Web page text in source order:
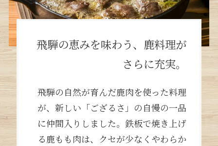
飛騨の恵みを味わう、鹿料理が
さらに充実。
飛騨の自然が育んだ鹿肉を使った料理
が、新しい「ござるさ」の自慢の一品
に仲間入りしました。鉄板で焼き上げ
る鹿もも肉は、クセが少なくやわらか